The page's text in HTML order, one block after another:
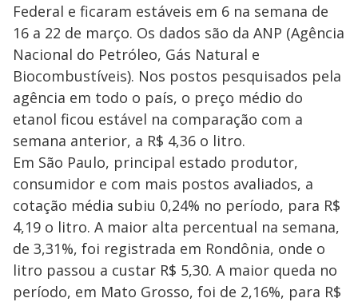
Federal e ficaram estáveis em 6 na semana de
16 a 22 de março. Os dados são da ANP (Agência
Nacional do Petróleo, Gás Natural e
Biocombustíveis). Nos postos pesquisados pela
agência em todo o país, o preço médio do
etanol ficou estável na comparação com a
semana anterior, a R$ 4,36 o litro.
Em São Paulo, principal estado produtor,
consumidor e com mais postos avaliados, a
cotação média subiu 0,24% no período, para R$
4,19 o litro. A maior alta percentual na semana,
de 3,31%, foi registrada em Rondônia, onde o
litro passou a custar R$ 5,30. A maior queda no
período, em Mato Grosso, foi de 2,16%, para R$